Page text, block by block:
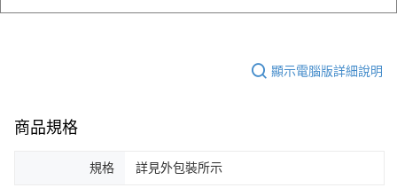
顯示電腦版詳細說明
商品規格
規格 詳見外包裝所示